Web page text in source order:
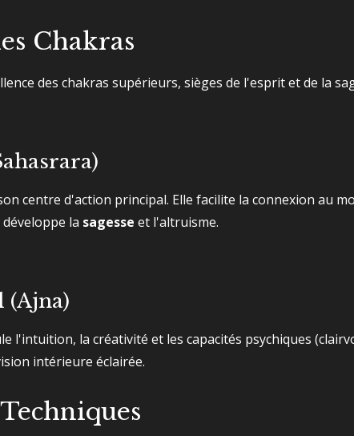
Chakras
des chakras supérieurs, sièges de l'esprit et de la
centre d'action principal. Elle facilite la connexion au
la sagesse et l'altruisme.
(Ajna)
l'intuition, la créativité et les capacités psychiques
intérieure éclairée.